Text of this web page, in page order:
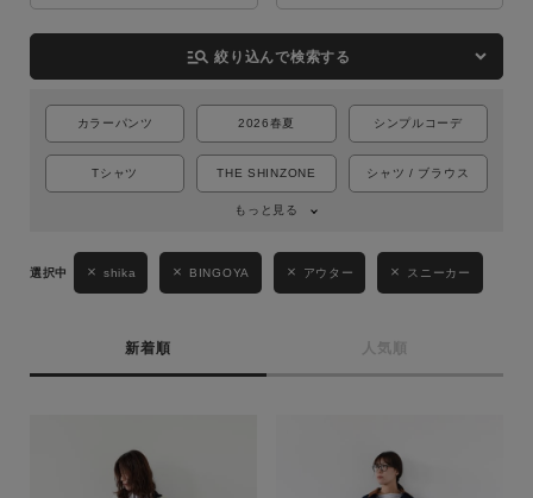
詳細検索
manage_search 絞り込んで検索する
カラーパンツ 2026春夏 シンプルコーデ
Tシャツ THE SHINZONE シャツ / ブラウス
もっと見る
shika BINGOYA アウター スニーカー
新着順 人気順